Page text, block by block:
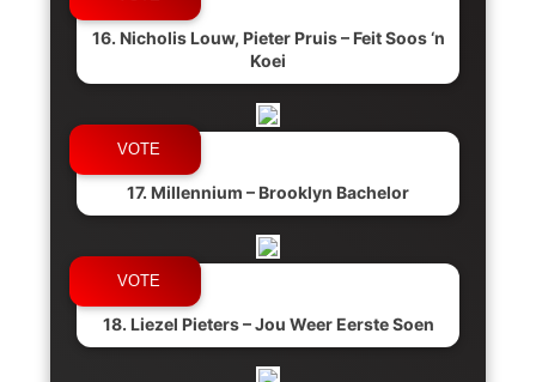
16. Nicholis Louw, Pieter Pruis – Feit Soos ‘n
Koei
17. Millennium – Brooklyn Bachelor
18. Liezel Pieters – Jou Weer Eerste Soen